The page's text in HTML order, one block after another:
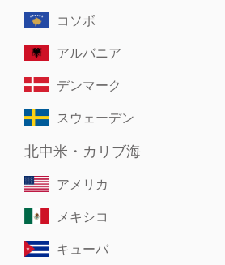
コソボ
アルバニア
デンマーク
スウェーデン
北中米・カリブ海
アメリカ
メキシコ
キューバ